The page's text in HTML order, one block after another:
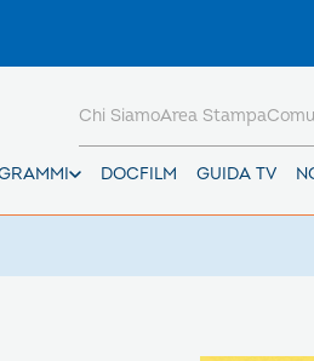
DOCFILM GUIDA TV
Chi SiamoArea Stampa